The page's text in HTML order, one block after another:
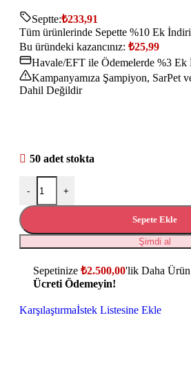
Septte:₺233,91
Tüm ürünlerinde Sepette %10 Ek
Bu üründeki kazancınız: ₺25,99
Havale/EFT ile Ödemelerde %3 Ek
Kampanyamıza Şampiyon, SarPet
Dahil Değildir
50 adet stokta
- +
Sepete Ekle
Şimdi al
Sepetinize ₺2.500,00'lik Daha
Ücreti Ödemeyin!
Karşılaştırmaİstek Listesine Ekle